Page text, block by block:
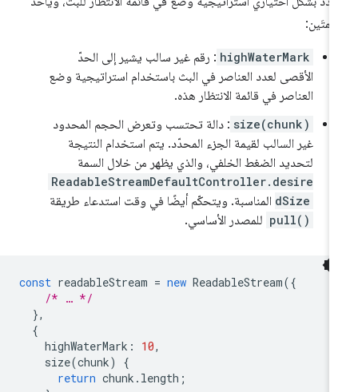
highWaterMark : رقم غير سالب يشير إلى الحدّ
الأقصى لعدد العناصر في البث باستخدام استراتيجية وضع
العناصر في قائمة الانتظار هذه.
size(chunk) : دالة تحتسب وتعرض الحجم المحدود
غير السالب لقيمة الجزء المحدّد. يتم استخدام النتيجة
لتحديد الضغط الخلفي، والذي يظهر من خلال السمة
ReadableStreamDefaultController.desire
dSizeالمناسبة. ويتحكّم أيضًا في وقت استدعاء طريقة
pull() للمصدر الأساسي.
const readableStream = new ReadableStream
/* … */
highWaterMark:
size(chunk
return chunk.length